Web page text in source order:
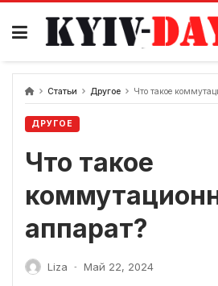
перейти
содержанию
Статьи Другое Что такое
ДРУГОЕ
Что такое
аппарат?
Liza - Май 22, 2024